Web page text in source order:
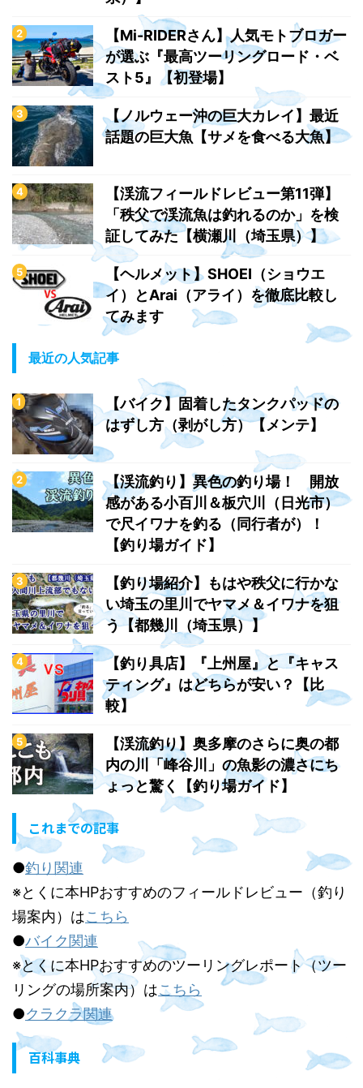
【Mi-RIDERさん】人気モトブロガー
が選ぶ『最高ツーリングロード・ベ
スト5』【初登場】
【ノルウェー沖の巨大カレイ】最近
話題の巨大魚【サメを食べる大魚】
【渓流フィールドレビュー第11弾】
「秩父で渓流魚は釣れるのか」を検
証してみた【横瀬川（埼玉県）】
【ヘルメット】SHOEI（ショウエ
イ）とArai（アライ）を徹底比較し
てみます
最近の人気記事
【バイク】固着したタンクパッドの
はずし方（剥がし方）【メンテ】
【渓流釣り】異色の釣り場！ 開放
感がある小百川＆板穴川（日光市）
で尺イワナを釣る（同行者が）！
【釣り場ガイド】
【釣り場紹介】もはや秩父に行かな
い埼玉の里川でヤマメ＆イワナを狙
う【都幾川（埼玉県）】
【釣り具店】『上州屋』と『キャス
ティング』はどちらが安い？【比
較】
【渓流釣り】奥多摩のさらに奥の都
内の川「峰谷川」の魚影の濃さにち
ょっと驚く【釣り場ガイド】
これまでの記事
●釣り関連
※とくに本HPおすすめのフィールドレビュー（釣り
場案内）はこちら
●バイク関連
※とくに本HPおすすめのツーリングレポート（ツー
リングの場所案内）はこちら
●クラクラ関連
百科事典